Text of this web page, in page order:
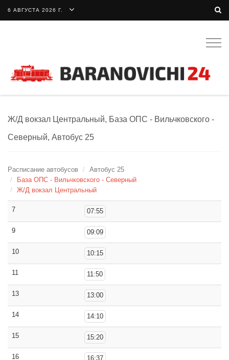
6 АВГУСТА 2026 Г.
Ж/Д вокзал Центральный, База ОПС - Вильчковского -
Северный, Автобус 25
Расписание автобусов
Автобус 25
База ОПС - Вильчковского - Северный
Ж/Д вокзал Центральный
7 07:55
9 09:09
10 10:15
11 11:50
13 13:00
14 14:10
15 15:20
16 16:37